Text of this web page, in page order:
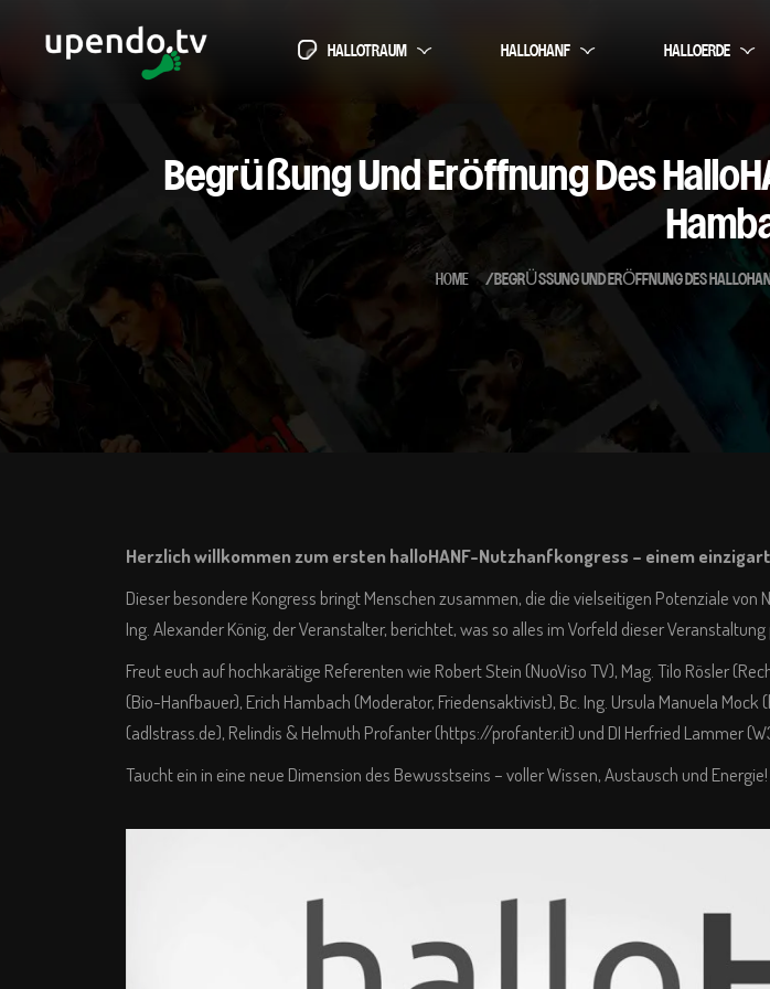
HALLOTRAUM HALLOHANF HALLOERDE
Begrüßung Und Eröffnung Des
HOME BEGRÜSSUNG UND ERÖFFNUNG DES
Herzlich willkommen zum ersten halloHANF-Nutzhanfkongress – einem
Dieser besondere Kongress bringt Menschen zusammen, die die vielseitigen Potenziale
Ing. Alexander König, der Veranstalter, berichtet, was so alles im Vorfeld dieser Veranstaltung
Freut euch auf hochkarätige Referenten wie Robert Stein (NuoViso TV), Mag. Tilo Rösler
(Bio-Hanfbauer), Erich Hambach (Moderator, Friedensaktivist), Bc. Ing. Ursula Manuela Mock (
(adlstrass.de), Relindis & Helmuth Profanter (https://profanter.it) und DI Herfried Lammer
Taucht ein in eine neue Dimension des Bewusstseins – voller Wissen, Austausch und Energie!